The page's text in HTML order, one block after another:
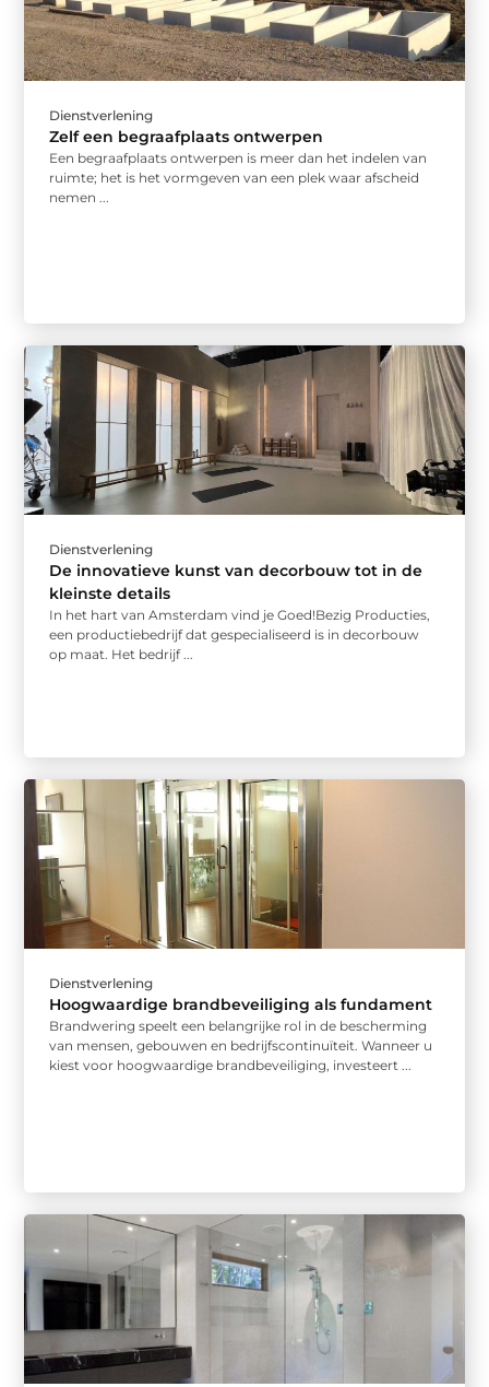
Dienstverlening
Zelf een begraafplaats ontwerpen
Een begraafplaats ontwerpen is meer dan het indelen van
ruimte; het is het vormgeven van een plek waar afscheid
nemen ...
Dienstverlening
De innovatieve kunst van decorbouw tot in de
kleinste details
In het hart van Amsterdam vind je Goed!Bezig Producties,
een productiebedrijf dat gespecialiseerd is in decorbouw
op maat. Het bedrijf ...
Dienstverlening
Hoogwaardige brandbeveiliging als fundament
Brandwering speelt een belangrijke rol in de bescherming
van mensen, gebouwen en bedrijfscontinuïteit. Wanneer u
kiest voor hoogwaardige brandbeveiliging, investeert ...